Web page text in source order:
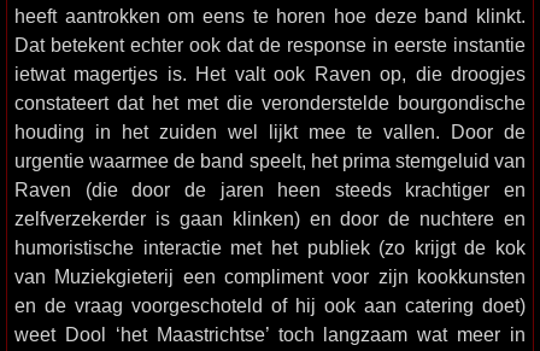
heeft aantrokken om eens te horen hoe deze band klinkt.
Dat betekent echter ook dat de response in eerste instantie
ietwat magertjes is. Het valt ook Raven op, die droogjes
constateert dat het met die veronderstelde bourgondische
houding in het zuiden wel lijkt mee te vallen. Door de
urgentie waarmee de band speelt, het prima stemgeluid van
Raven (die door de jaren heen steeds krachtiger en
zelfverzekerder is gaan klinken) en door de nuchtere en
humoristische interactie met het publiek (zo krijgt de kok
van Muziekgieterij een compliment voor zijn kookkunsten
en de vraag voorgeschoteld of hij ook aan catering doet)
weet Dool ‘het Maastrichtse’ toch langzaam wat meer in